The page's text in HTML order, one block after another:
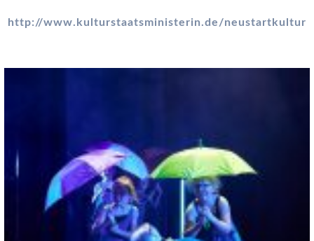
http://www.kulturstaatsministerin.de/neustartkultur